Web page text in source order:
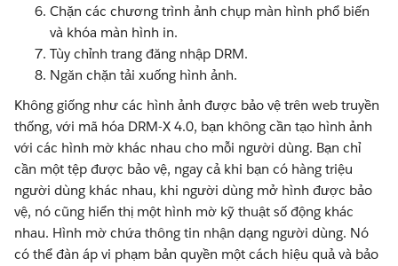
Chặn các chương trình ảnh chụp màn hình phổ biến
và khóa màn hình in.
Tùy chỉnh trang đăng nhập DRM.
Ngăn chặn tải xuống hình ảnh.
Không giống như các hình ảnh được bảo vệ trên web truyền
thống, với mã hóa DRM-X 4.0, bạn không cần tạo hình ảnh
với các hình mờ khác nhau cho mỗi người dùng. Bạn chỉ
cần một tệp được bảo vệ, ngay cả khi bạn có hàng triệu
người dùng khác nhau, khi người dùng mở hình được bảo
vệ, nó cũng hiển thị một hình mờ kỹ thuật số động khác
nhau. Hình mờ chứa thông tin nhận dạng người dùng. Nó
có thể đàn áp vi phạm bản quyền một cách hiệu quả và bảo